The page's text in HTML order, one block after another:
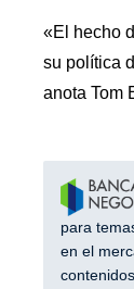
«El hecho
su política
anota Tom
para
en el